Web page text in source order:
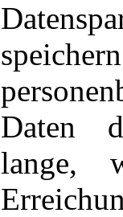
Daten
lange,